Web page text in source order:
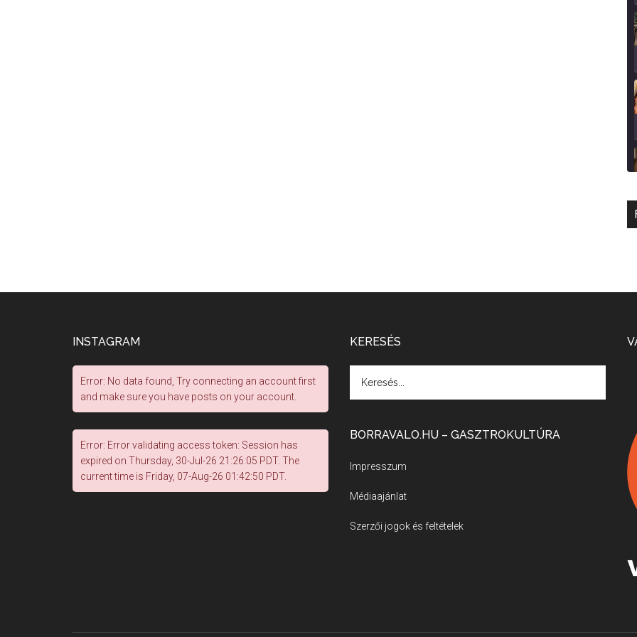
INSTAGRAM
Error: No data found, Try connecting an account first
and make sure you have posts on your account.
Error: Error validating access token: Session has
expired on Thursday, 30-Jul-26 21:26:05 PDT. The
current time is Friday, 07-Aug-26 01:42:50 PDT.
KERESÉS
BORRAVALO.HU – GASZTROKULTÚRA
Impresszum
Médiaajánlat
Szerzői jogok és feltételek